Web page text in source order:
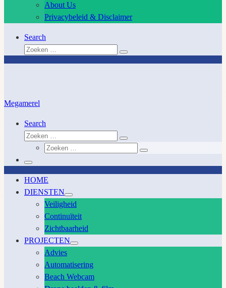
About Us
Privacybeleid & Disclaimer
Search
Zoeken
Zoeken
…
Megamerel
Search
Zoeken
Zoeken
Zoeken
Zoeken
Menu
HOME
DIENSTEN
Veiligheid
Continuïteit
Zichtbaarheid
PROJECTEN
Advies
Automatisering
Beach Webcam